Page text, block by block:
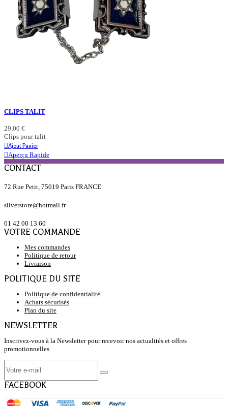
CLIPS TALIT
29,00 €
Clips pour talit
Ajout Panier
Aperçu Rapide
CONTACT
72 Rue Petit, 75019 Paris FRANCE
silverstore@hotmail.fr
01 42 00 13 60
VOTRE COMMANDE
Mes commandes
Politique de retour
Livraison
POLITIQUE DU SITE
Politique de confidentialité
Achats sécurisés
Plan du site
NEWSLETTER
Inscrivez-vous à la Newsletter pour recevoir nos actualités et offres
promotionnelles.
FACEBOOK